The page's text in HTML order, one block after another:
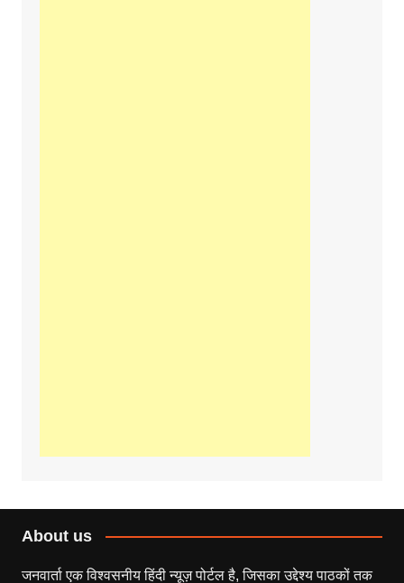
About us
जनवार्ता एक विश्वसनीय हिंदी न्यूज़ पोर्टल है, जिसका उद्देश्य पाठकों तक